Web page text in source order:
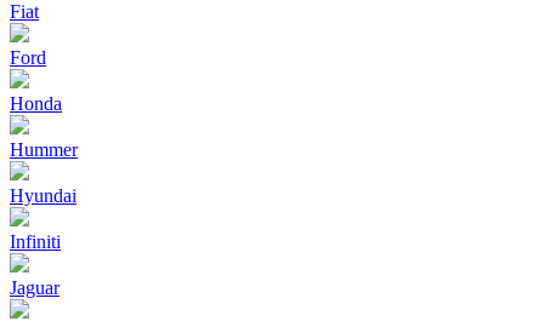
Fiat
Ford
Honda
Hummer
Hyundai
Infiniti
Jaguar